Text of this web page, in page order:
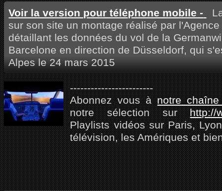
Voir la version pour téléphone mobile -
sur son site un montage réalisé par
détaillant les données du vol de la
Barcelone en direction de Düsseldorf, qui
Alpes le 24 mars 2015
------------------------
Abonnez vous ànotre chaîne
notre sélection surhttp://
Playlists vidéos sur Paris,
télévision, les Amériques et